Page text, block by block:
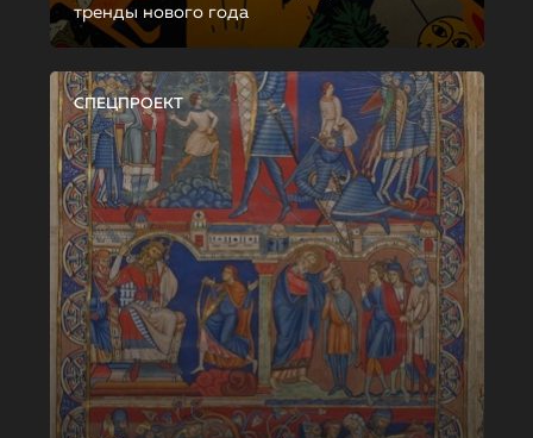
тренды нового года
СПЕЦПРОЕКТ